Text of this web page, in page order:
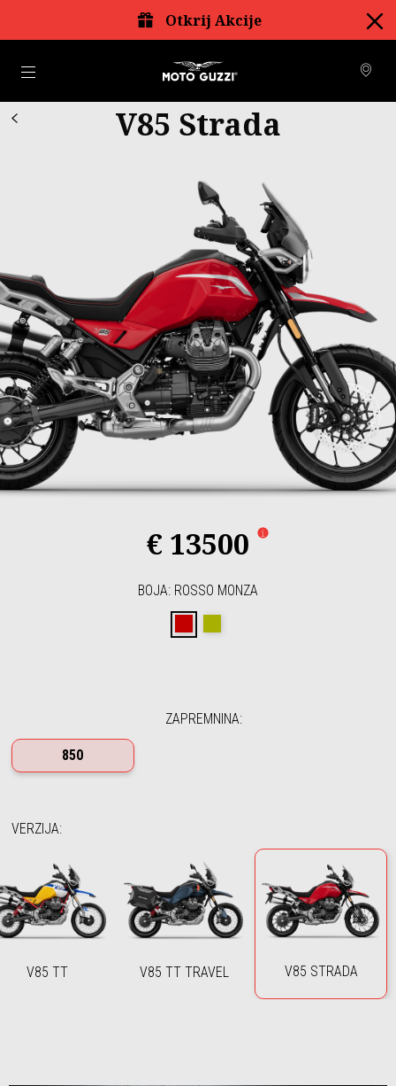
Otkrij Akcije
Idi na glavni izbornik
V85 Strada
€ 13500
BOJA: ROSSO MONZA
ZAPREMNINA:
850
VERZIJA:
V85 TT V85 TT TRAVEL V85 STRADA